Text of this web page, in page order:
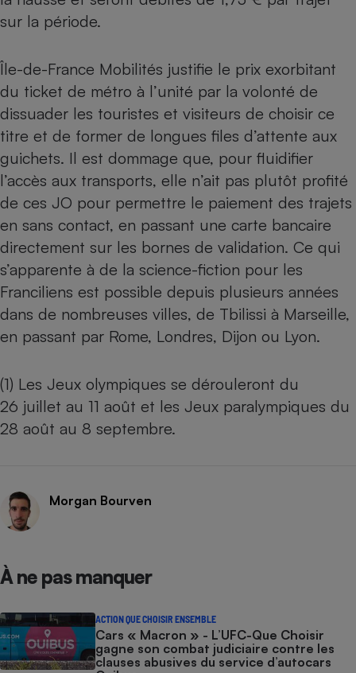
sur la période.
Île-de-France Mobilités justifie le prix exorbitant
du ticket de métro à l’unité par la volonté de
dissuader les touristes et visiteurs de choisir ce
titre et de former de longues files d’attente aux
guichets. Il est dommage que, pour fluidifier
l’accès aux transports, elle n’ait pas plutôt profité
de ces JO pour permettre le paiement des trajets
en sans contact, en passant une carte bancaire
directement sur les bornes de validation. Ce qui
s’apparente à de la science-fiction pour les
Franciliens est possible depuis plusieurs années
dans de nombreuses villes, de Tbilissi à Marseille,
en passant par Rome, Londres, Dijon ou Lyon.
(1) Les Jeux olympiques se dérouleront du
26 juillet au 11 août et les Jeux paralympiques du
28 août au 8 septembre.
Morgan Bourven
À ne pas manquer
ACTION QUE CHOISIR ENSEMBLE
Cars « Macron » - L’UFC-Que Choisir
gagne son combat judiciaire contre les
clauses abusives du service d’autocars